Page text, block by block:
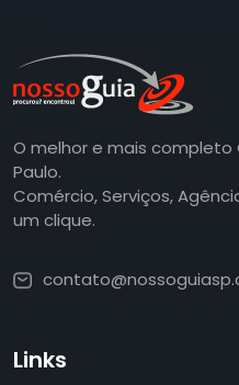
O melhor e mais completo
Paulo.
Comércio, Serviços,
um clique.
Links